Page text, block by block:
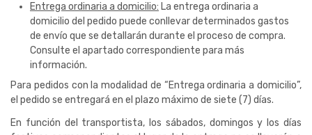
Entrega ordinaria a domicilio: La entrega ordinaria a
domicilio del pedido puede conllevar determinados gastos
de envío que se detallarán durante el proceso de compra.
Consulte el apartado correspondiente para más
información.
Para pedidos con la modalidad de “Entrega ordinaria a domicilio”,
el pedido se entregará en el plazo máximo de siete (7) días.
En función del transportista, los sábados, domingos y los días